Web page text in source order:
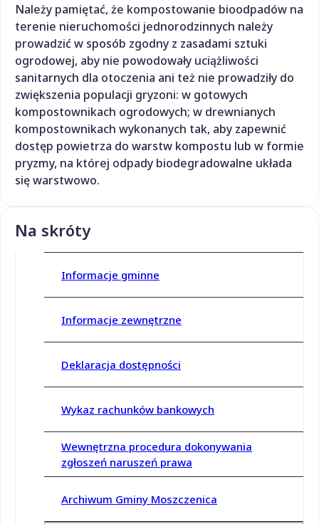
Należy pamiętać, że kompostowanie bioodpadów na
terenie nieruchomości jednorodzinnych należy
prowadzić w sposób zgodny z zasadami sztuki
ogrodowej, aby nie powodowały uciążliwości
sanitarnych dla otoczenia ani też nie prowadziły do
zwiększenia populacji gryzoni: w gotowych
kompostownikach ogrodowych; w drewnianych
kompostownikach wykonanych tak, aby zapewnić
dostęp powietrza do warstw kompostu lub w formie
pryzmy, na której odpady biodegradowalne układa
się warstwowo.
Na skróty
Informacje gminne
Informacje zewnętrzne
Deklaracja dostępności
Wykaz rachunków bankowych
Wewnętrzna procedura dokonywania
zgłoszeń naruszeń prawa
Archiwum Gminy Moszczenica